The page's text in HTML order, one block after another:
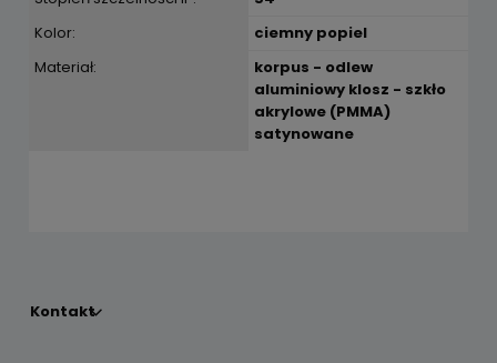
Kolor:
ciemny popiel
Materiał:
korpus - odlew
aluminiowy klosz - szkło
akrylowe (PMMA)
satynowane
Kontakt